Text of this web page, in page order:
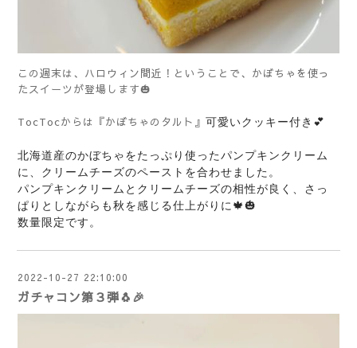
この週末は、ハロウィン間近！ということで、かぼちゃを使っ
たスイーツが登場します🎃
TocTocからは『かぼちゃのタルト』 可愛いクッキー付き💕
北海道産のかぼちゃをたっぷり使ったパンプキンクリーム
に、クリームチーズのペーストを合わせました。
パンプキンクリームとクリームチーズの相性が良く、さっ
ぱりとしながらも秋を感じる仕上がりに🍁🎃
数量限定です。
2022-10-27 22:10:00
ガチャコン第３弾🐧🎉